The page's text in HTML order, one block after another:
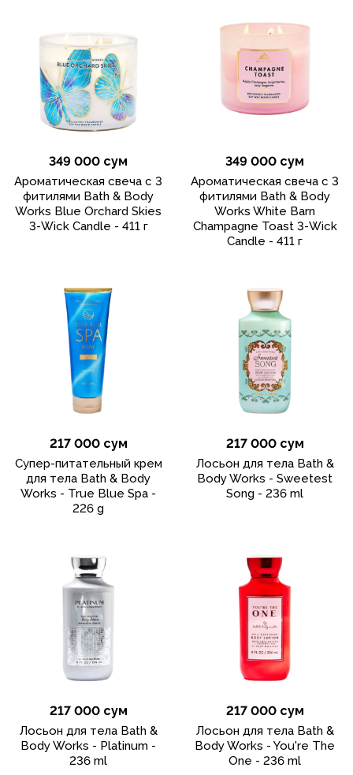
349 000 сум
Ароматическая свеча с 3
фитилями Bath & Body
Works Blue Orchard Skies
3-Wick Candle - 411 г
349 000 сум
Ароматическая свеча с 3
фитилями Bath & Body
Works White Barn
Champagne Toast 3-Wick
Candle - 411 г
217 000 сум
Супер-питательный крем
для тела Bath & Body
Works - True Blue Spa -
226 g
217 000 сум
Лосьон для тела Bath &
Body Works - Sweetest
Song - 236 ml
217 000 сум
Лосьон для тела Bath &
Body Works - Platinum -
236 ml
217 000 сум
Лосьон для тела Bath &
Body Works - You're The
One - 236 ml